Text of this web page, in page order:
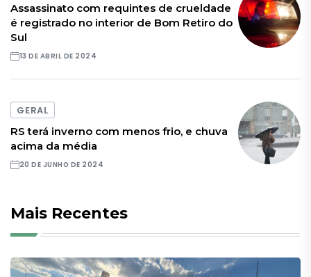
Assassinato com requintes de crueldade
é registrado no interior de Bom Retiro do
Sul
13 DE ABRIL DE 2024
GERAL
RS terá inverno com menos frio, e chuva
acima da média
20 DE JUNHO DE 2024
Mais Recentes